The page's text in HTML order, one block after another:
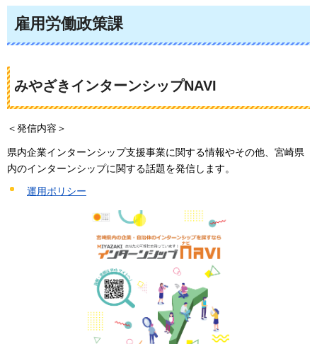
雇用労働政策課
みやざきインターンシップNAVI
＜発信内容＞
県内企業インターンシップ支援事業に関する情報やその他、宮崎県
内のインターンシップに関する話題を発信します。
運用ポリシー